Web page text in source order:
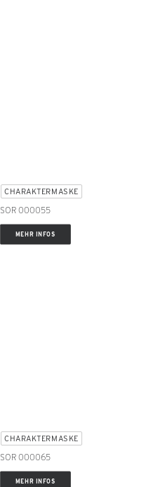
CHARAKTERMASKE
SOR 000055
MEHR INFOS
CHARAKTERMASKE
SOR 000065
MEHR INFOS